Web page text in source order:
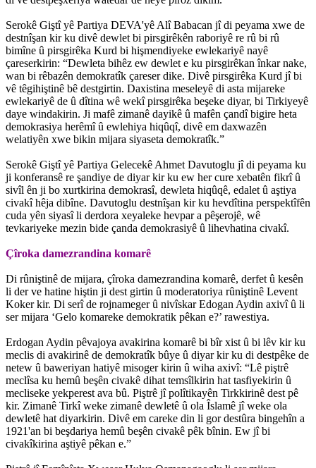
Serokê Giştî yê Partiya DEVA'yê Alî Babacan jî di peyama xwe de
destnîşan kir ku divê dewlet bi pirsgirêkên raboriyê re rû bi rû
bimîne û pirsgirêka Kurd bi hişmendiyeke ewlekariyê nayê
çareserkirin: “Dewleta bihêz ew dewlet e ku pirsgirêkan înkar nake,
wan bi rêbazên demokratîk çareser dike. Divê pirsgirêka Kurd jî bi
vê têgihiştinê bê destgirtin. Daxistina meseleyê di asta mijareke
ewlekariyê de û dîtina wê wekî pirsgirêka beşeke diyar, bi Tirkiyeyê
daye windakirin. Ji mafê zimanê dayikê û mafên çandî bigire heta
demokrasiya herêmî û ewlehiya hiqûqî, divê em daxwazên
welatiyên xwe bikin mijara siyaseta demokratîk.”
Serokê Giştî yê Partiya Gelecekê Ahmet Davutoglu jî di peyama ku
ji konferansê re şandiye de diyar kir ku ew her cure xebatên fikrî û
sivîl ên ji bo xurtkirina demokrasî, dewleta hiqûqê, edalet û aştiya
civakî hêja dibîne. Davutoglu destnîşan kir ku hevdîtina perspektîfên
cuda yên siyasî li derdora xeyaleke hevpar a pêşerojê, wê
tevkariyeke mezin bide çanda demokrasiyê û lihevhatina civakî.
Çîroka damezrandina komarê
Di rûniştinê de mijara, çîroka damezrandina komarê, derfet û kesên
li der ve hatine hiştin ji dest girtin û moderatoriya rûniştinê Levent
Koker kir. Di serî de rojnameger û nivîskar Edogan Aydin axivî û li
ser mijara ‘Gelo komareke demokratik pêkan e?’ rawestiya.
Erdogan Aydin pêvajoya avakirina komarê bi bîr xist û bi lêv kir ku
meclis di avakirinê de demokratîk bûye û diyar kir ku di destpêke de
netew û baweriyan hatiyê misoger kirin û wiha axivî: “Lê piştrê
meclîsa ku hemû beşên civakê dihat temsîlkirin hat tasfiyekirin û
mecliseke yekperest ava bû. Piştrê jî polîtikayên Tirkkirinê dest pê
kir. Zimanê Tirkî weke zimanê dewletê û ola Îslamê jî weke ola
dewletê hat diyarkirin. Divê em careke din li gor destûra bingehîn a
1921'an bi beşdariya hemû beşên civakê pêk bînin. Ew jî bi
civakîkirina aştiyê pêkan e.”